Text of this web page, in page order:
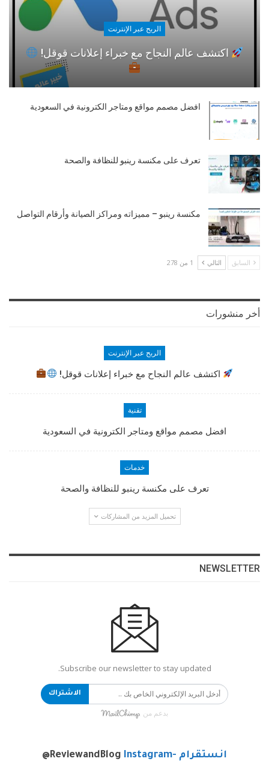
الربح عبر الإنترنت
اكتشف عالم النجاح مع خبراء إعلانات قوقل!
افضل مصمم مواقع ومتاجر الكترونية في السعودية
تعرف على مكنسة رينبو للنظافة والصحة
مكنسة رينبو – مميزاته ومراكز الصيانة وأرقام التواصل
السابق التالي 1 من 278
أخر منشورات
الربح عبر الإنترنت
اكتشف عالم النجاح مع خبراء إعلانات قوقل!
تقنية
افضل مصمم مواقع ومتاجر الكترونية في السعودية
خدمات
تعرف على مكنسة رينبو للنظافة والصحة
تحميل المزيد من المشاركات
NEWSLETTER
Subscribe our newsletter to stay updated.
الاشتراك
بدعم من
انستقرام -Instagram @ReviewandBlog